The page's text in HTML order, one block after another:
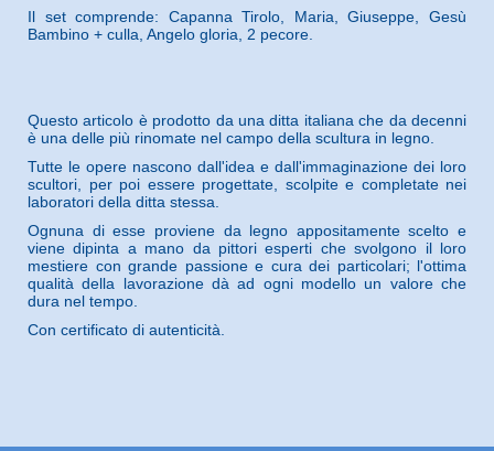
Il set comprende: Capanna Tirolo, Maria, Giuseppe, Gesù
Bambino + culla, Angelo gloria, 2 pecore.
Questo articolo è prodotto da una ditta italiana che da decenni
è una delle più rinomate nel campo della scultura in legno.
Tutte le opere nascono dall'idea e dall'immaginazione dei loro
scultori, per poi essere progettate, scolpite e completate nei
laboratori della ditta stessa.
Ognuna di esse proviene da legno appositamente scelto e
viene dipinta a mano da pittori esperti che svolgono il loro
mestiere con grande passione e cura dei particolari; l'ottima
qualità della lavorazione dà ad ogni modello un valore che
dura nel tempo.
Con certificato di autenticità.